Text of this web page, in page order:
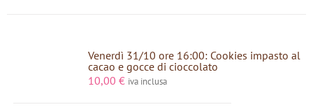
Venerdì 31/10 ore 16:00: Cookies impasto al
cacao e gocce di cioccolato
10,00 € iva inclusa